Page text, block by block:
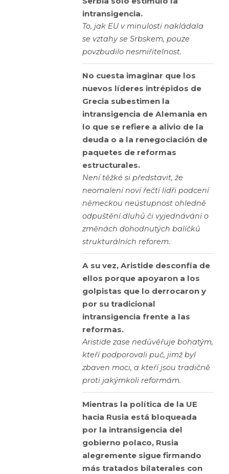
intransigencia.
To, jak EU v minulosti nakládala
se vztahy se Srbskem, pouze
povzbudilo nesmiřitelnost.
No cuesta imaginar que los
nuevos líderes intrépidos de
Grecia subestimen la
intransigencia de Alemania en
lo que se refiere a alivio de la
deuda o a la renegociación de
paquetes de reformas
estructurales.
Není těžké si představit, že
neomalení noví řečtí lídři podcení
německou neústupnost ohledně
odpuštění dluhů či vyjednávání o
změnách dohodnutých balíčků
strukturálních reforem.
A su vez, Aristide desconfía de
ellos porque apoyaron a los
golpistas que lo derrocaron y
por su tradicional
intransigencia frente a las
reformas.
Aristide zase nedůvěřuje bohatým,
kteří podporovali puč, jimž byl
zbaven moci, a kteří jsou tradičně
proti jakýmkoli reformám.
Mientras la política de la UE
hacia Rusia está bloqueada
por la intransigencia del
gobierno polaco, Rusia
alegremente sigue firmando
más tratados bilaterales con